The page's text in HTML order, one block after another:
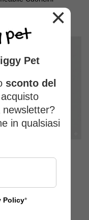
E CAPPOTTINI
×
Pet
sconto del
newsletter?
in qualsiasi
Policy*